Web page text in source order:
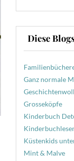
Diese
Ganz normale
Grosseköpfe
Kinderbuch
Küstenkids
Mint & Malve